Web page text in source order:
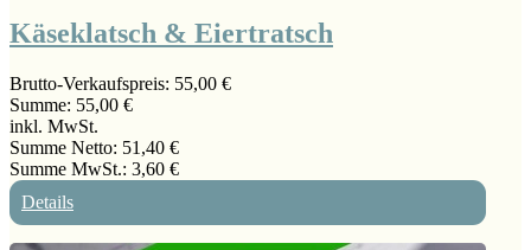
Käseklatsch & Eiertratsch
Brutto-Verkaufspreis: 55,00 €
Summe: 55,00 €
inkl. MwSt.
Summe Netto: 51,40 €
Summe MwSt.: 3,60 €
Details